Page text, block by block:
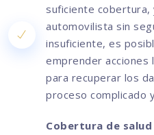
suficiente
automovilista sin
insuficiente, es
emprender acciones
para recuperar los
proceso complicado
Cobertura de